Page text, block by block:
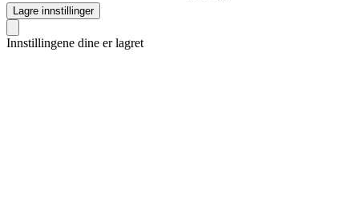
Lagre innstillinger
Innstillingene dine er lagret